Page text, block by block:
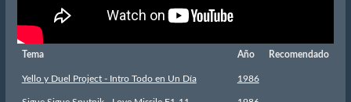
Tema Año Recomendado
Yello y Duel Project - Intro Todo en Un Día 1986